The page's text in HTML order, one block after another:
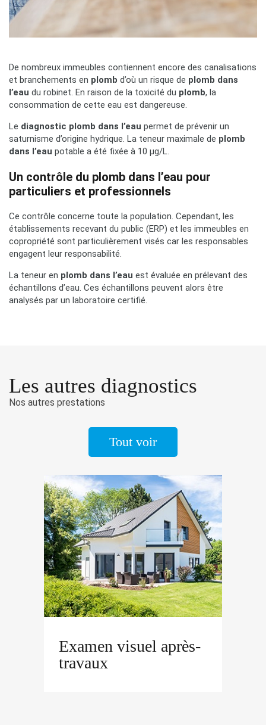
De nombreux immeubles contiennent encore des canalisations
et branchements en plomb d’où un risque de plomb dans
l’eau du robinet. En raison de la toxicité du plomb, la
consommation de cette eau est dangereuse.
Le diagnostic plomb dans l’eau permet de prévenir un
saturnisme d’origine hydrique. La teneur maximale de plomb
dans l’eau potable a été fixée à 10 µg/L.
Un contrôle du plomb dans l’eau pour
particuliers et professionnels
Ce contrôle concerne toute la population. Cependant, les
établissements recevant du public (ERP) et les immeubles en
copropriété sont particulièrement visés car les responsables
engagent leur responsabilité.
La teneur en plomb dans l’eau est évaluée en prélevant des
échantillons d’eau. Ces échantillons peuvent alors être
analysés par un laboratoire certifié.
Les autres diagnostics
Nos autres prestations
Tout voir
Examen visuel après-
travaux